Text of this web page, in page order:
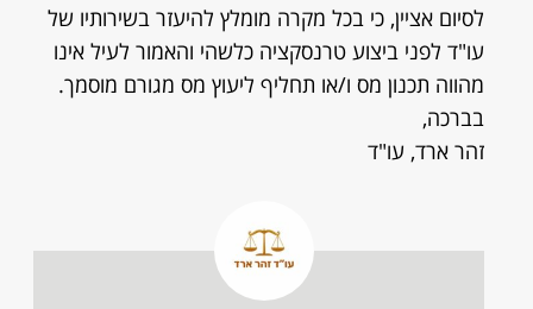
לסיום אציין, כי בכל מקרה מומלץ להיעזר בשירותיו של
עו"ד לפני ביצוע טרנסקציה כלשהי והאמור לעיל אינו
מהווה תכנון מס ו/או תחליף ליעוץ מס מגורם מוסמך.
בברכה,
זהר ארד, עו"ד